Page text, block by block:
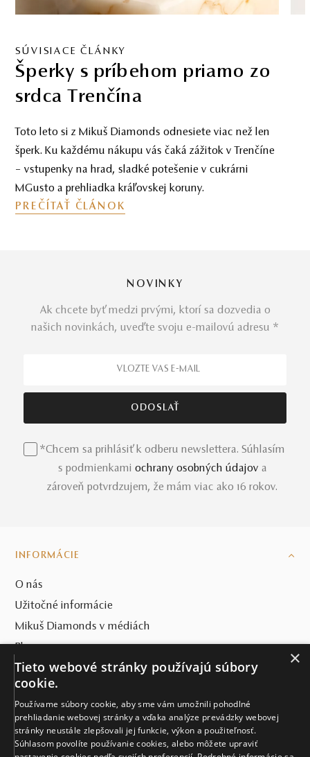
SÚVISIACE ČLÁNKY
Šperky s príbehom priamo zo
srdca Trenčína
Toto leto si z Mikuš Diamonds odnesiete viac než len
šperk. Ku každému nákupu vás čaká zážitok v Trenčíne
– vstupenky na hrad, sladké potešenie v cukrárni
MGusto a prehliadka kráľovskej koruny.
PREČÍTAŤ ČLÁNOK
NOVINKY
Ak chcete byť medzi prvými, ktorí sa dozvedia o
našich novinkách, uveďte svoju e-mailovú adresu *
*Chcem sa prihlásiť k odberu newslettera. Súhlasím
s podmienkami ochrany osobných údajov a
zároveň potvrdzujem, že mám viac ako 16 rokov.
INFORMÁCIE
O nás
Užitočné informácie
Mikuš Diamonds v médiách
Blog
SVET MIKUŠ DIAMONDS
VŠETKO O NÁKUPE
KONTAKT
×
Tieto webové stránky používajú súbory
cookie.
Používame súbory cookie, aby sme vám umožnili pohodlné
prehliadanie webovej stránky a vďaka analýze prevádzky webovej
stránky neustále zlepšovali jej funkcie, výkon a použiteľnosť.
Súhlasom povolíte používanie cookies, alebo môžete upraviť